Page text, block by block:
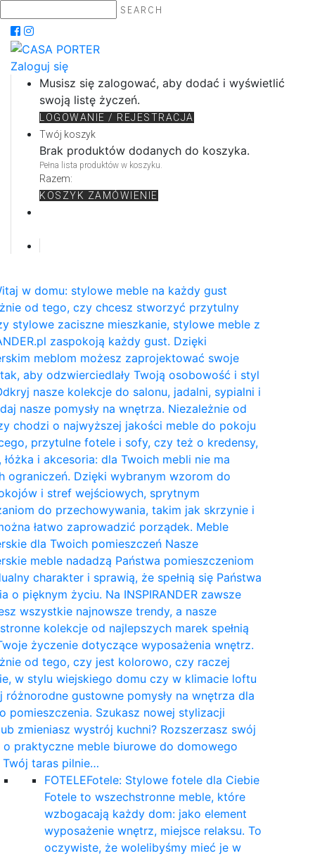
SEARCH
Zaloguj się
Musisz się zalogować, aby dodać i wyświetlić
swoją listę życzeń.
LOGOWANIE / REJESTRACJA
Twój koszyk
Brak produktów dodanych do koszyka.
Pełna lista produktów w koszyku.
Razem:
KOSZYK ZAMÓWIENIE
w domu: stylowe meble na każdy gust
od tego, czy chcesz stworzyć przytulny
stylowe zaciszne mieszkanie, stylowe meble z
zaspokoją każdy gust. Dzięki
meblom możesz zaprojektować swoje
aby odzwierciedlały Twoją osobowość i styl
nasze kolekcje do salonu, jadalni, sypialni i
nasze pomysły na wnętrza. Niezależnie od
chodzi o najwyższej jakości meble do pokoju
przytulne fotele i sofy, czy też o kredensy,
i akcesoria: dla Twoich mebli nie ma
ograniczeń. Dzięki wybranym wzorom do
i stref wejściowych, sprytnym
do przechowywania, takim jak skrzynie i
łatwo zaprowadzić porządek. Meble
dla Twoich pomieszczeń Nasze
meble nadadzą Państwa pomieszczeniom
charakter i sprawią, że spełnią się Państwa
o pięknym życiu. Na INSPIRANDER zawsze
wszystkie najnowsze trendy, a nasze
kolekcje od najlepszych marek spełnią
życzenie dotyczące wyposażenia wnętrz.
od tego, czy jest kolorowo, czy raczej
w stylu wiejskiego domu czy w klimacie loftu
różnorodne gustowne pomysły na wnętrza dla
pomieszczenia. Szukasz nowej stylizacji
zmieniasz wystrój kuchni? Rozszerzasz swój
o praktyczne meble biurowe do domowego
Twój taras pilnie…
FOTELEFotele: Stylowe fotele dla Ciebie
Fotele to wszechstronne meble, które
wzbogacają każdy dom: jako element
wyposażenie wnętrz, miejsce relaksu. To
oczywiste, że wolelibyśmy mieć je w